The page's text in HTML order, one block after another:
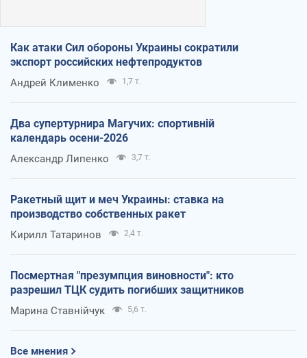
Как атаки Сил обороны Украины сократили
экспорт российских нефтепродуктов
Андрей Клименко 1,7 т.
Два супертурнира Магучих: спортивній
календарь осени-2026
Александр Липенко 3,7 т.
Ракетный щит и меч Украины: ставка на
производство собственных ракет
Кирилл Татаринов 2,4 т.
Посмертная "презумпция виновности": кто
разрешил ТЦК судить погибших защитников
Марина Ставнійчук 5,6 т.
Все мнения